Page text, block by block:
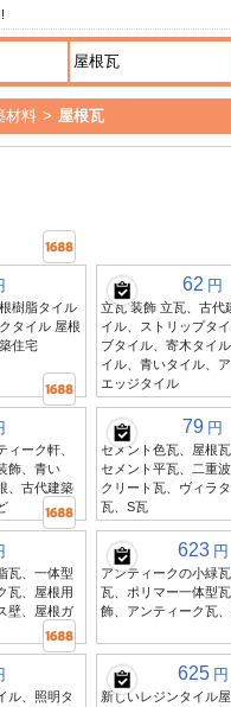
材料 > 屋根瓦
樹脂タイル
タイル 屋根
住宅
62 円
立瓦 装飾 立瓦、古代
イル、ストリップタ
ブタイル、寄木タイ
イル、青いタイル、
エッジタイル
ィーク軒、
飾、青い
、古代建築
79 円
セメント色瓦、屋根瓦
セメント平瓦、二重
クリート瓦、ヴィラ
瓦、S瓦
瓦、一体型
瓦、屋根用
壁、屋根ガ
623 円
アンティークの小緑
瓦、ポリマー一体型
飾、アンティーク瓦
ル、照明タ
625 円
新しいレジンタイル